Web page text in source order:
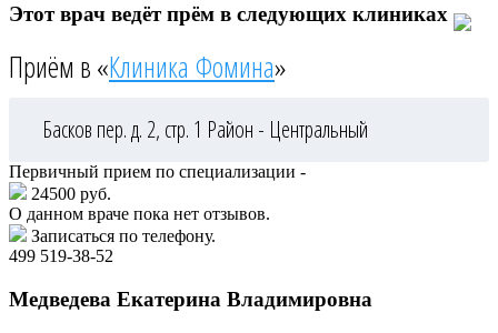
Этот врач ведёт прём в следующих клиниках
Приём в «Клиника Фомина»
Басков пер. д. 2, стр. 1 Район - Центральный
Первичный прием по специализации -
24500 руб.
О данном враче пока нет отзывов.
Записаться по телефону.
499 519-38-52
Медведева Екатерина Владимировна